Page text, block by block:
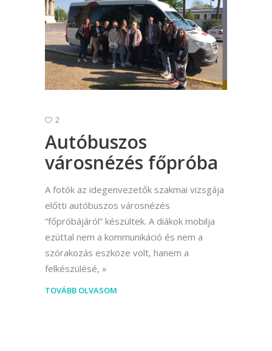
2
Autóbuszos
városnézés főpróba
A fotók az idegenvezetők szakmai vizsgája
előtti autóbuszos városnézés
“főpróbájáról” készültek. A diákok mobilja
ezúttal nem a kommunikáció és nem a
szórakozás eszköze volt, hanem a
felkészülésé,
TOVÁBB OLVASOM